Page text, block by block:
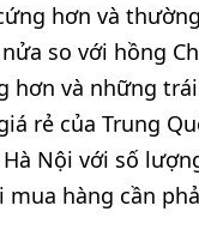
hơn và
so với hồng
hơn và những
rẻ của Trung
Nội với số
mua hàng cần